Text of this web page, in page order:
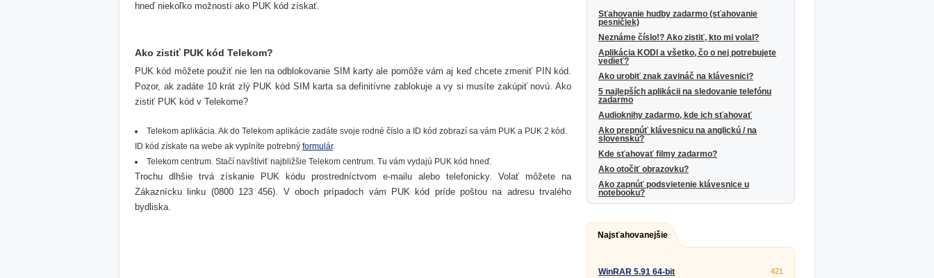
hneď niekoľko možností ako PUK kód získať.
Ako zistiť PUK kód Telekom?
PUK kód môžete použiť nie len na odblokovanie SIM karty ale pomôže vám aj keď chcete zmeniť PIN kód.
Pozor, ak zadáte 10 krát zlý PUK kód SIM karta sa definitívne zablokuje a vy si musíte zakúpiť novú. Ako
zistiť PUK kód v Telekome?
Telekom aplikácia. Ak do Telekom aplikácie zadáte svoje rodné číslo a ID kód zobrazí sa vám PUK a PUK 2 kód.
ID kód získate na webe ak vyplníte potrebný formulár.
Telekom centrum. Stačí navštíviť najbližšie Telekom centrum. Tu vám vydajú PUK kód hneď.
Trochu dlhšie trvá získanie PUK kódu prostredníctvom e-mailu alebo telefonicky. Volať môžete na
Zákaznícku linku (0800 123 456). V oboch prípadoch vám PUK kód príde poštou na adresu trvalého
bydliska.
Sťahovanie hudby zadarmo (sťahovanie
pesničiek)
Neznáme číslo!? Ako zistiť, kto mi volal?
Aplikácia KODI a všetko, čo o nej potrebujete
vedieť?
Ako urobiť znak zavináč na klávesnici?
5 najlepších aplikácii na sledovanie telefónu
zadarmo
Audioknihy zadarmo, kde ich sťahovať
Ako prepnúť klávesnicu na anglickú / na
slovenskú?
Kde sťahovať filmy zadarmo?
Ako otočiť obrazovku?
Ako zapnúť podsvietenie klávesnice u
notebooku?
Najsťahovanejšie
WinRAR 5.91 64-bit
421